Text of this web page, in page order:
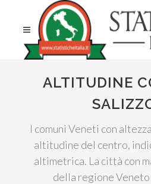
ALTITUDINE
I comuni Veneti con
altitudine del centro,
altimetrica. La città con
della regione Veneto